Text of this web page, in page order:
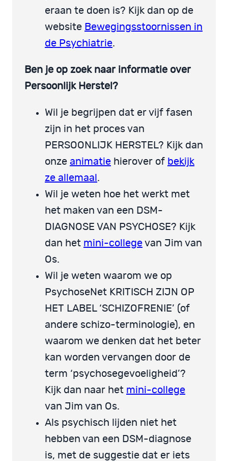
eraan te doen is? Kijk dan op de
website Bewegingsstoornissen in
de Psychiatrie.
Ben je op zoek naar informatie over
Persoonlijk Herstel?
Wil je begrijpen dat er vijf fasen
zijn in het proces van
PERSOONLIJK HERSTEL? Kijk dan
onze animatie hierover of bekijk
ze allemaal .
Wil je weten hoe het werkt met
het maken van een DSM-
DIAGNOSE VAN PSYCHOSE? Kijk
dan het mini-college van Jim van
Os.
Wil je weten waarom we op
PsychoseNet KRITISCH ZIJN OP
HET LABEL ‘SCHIZOFRENIE’ (of
andere schizo-terminologie), en
waarom we denken dat het beter
kan worden vervangen door de
term ‘psychosegevoeligheid’?
Kijk dan naar het mini-college
van Jim van Os.
Als psychisch lijden niet het
hebben van een DSM-diagnose
is, met de suggestie dat er iets